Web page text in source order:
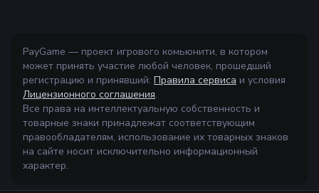
PayGame — проект игрового комьюнити, в котором
может принять участие любой человек, прошедший
регистрацию и принявший: Правила сервиса и условия
Лицензионного соглашения.
Все права на интеллектуальную собственность и
товарные знаки принадлежат соответствующим
правообладателям, использование их товарных знаков
на сайте носит исключительно информационный
характер.